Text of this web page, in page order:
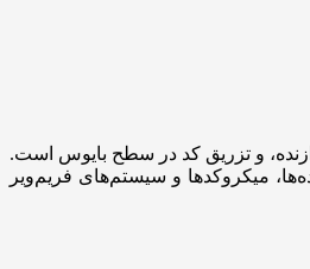
و تزریق کد در سطح بایوس است.
میکروکدها و سیستم‌های فریم‌ویر